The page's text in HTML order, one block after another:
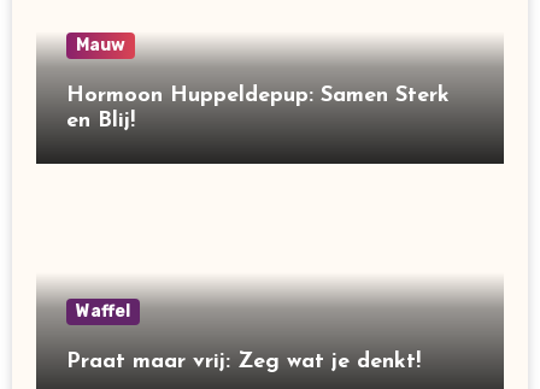
Mauw
Hormoon Huppeldepup: Samen Sterk
en Blij!
Waffel
Praat maar vrij: Zeg wat je denkt!